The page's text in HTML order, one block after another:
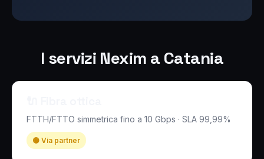
I servizi Nexim a Catania
FTTH/FTTO simmetrica fino a 10 Gbps · SLA 99,99%
🟡 Via partner